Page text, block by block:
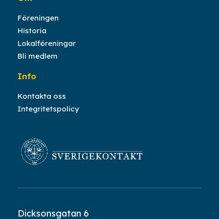
Dicksonsgatan 6
Föreningen
Historia
Lokalföreningar
Bli medlem
Info
Kontakta oss
Integritetspolicy